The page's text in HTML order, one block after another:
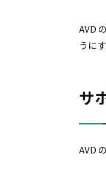
AVD
うに
サ
AVD